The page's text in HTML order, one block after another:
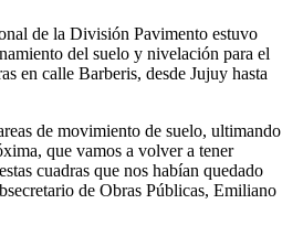
de la División Pavimento estuvo
del suelo y nivelación para el
en calle Barberis, desde Jujuy hasta
de movimiento de suelo, ultimando
que vamos a volver a tener
cuadras que nos habían quedado
de Obras Públicas, Emiliano